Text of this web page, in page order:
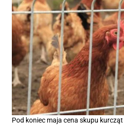
Pod koniec maja cena skupu